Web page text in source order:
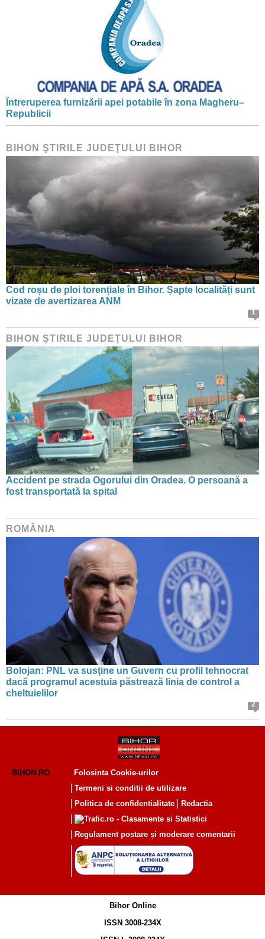
Întreruperea furnizării apei potabile în zona Magheru–
Republicii
BIHON ŞTIRILE JUDEŢULUI BIHOR
Cod roșu de ploi torențiale în Bihor. Șapte localități sunt
vizate de avertizarea ANM
1
BIHON ŞTIRILE JUDEŢULUI BIHOR
Accident pe strada Ogorului din Oradea. O persoană a
fost transportată la spital
ROMÂNIA
Bolojan: PNL va susține un Guvern cu profil tehnocrat
dacă programul acestuia păstrează linia de control a
cheltuielilor
2
BIHON.RO
Folosinta Cookie-urilor
Termeni si conditii de utilizare
Politica de confidentialitate
Redactia
Regulament postare și moderare comentarii
Bihor Online
ISSN 3008-234X